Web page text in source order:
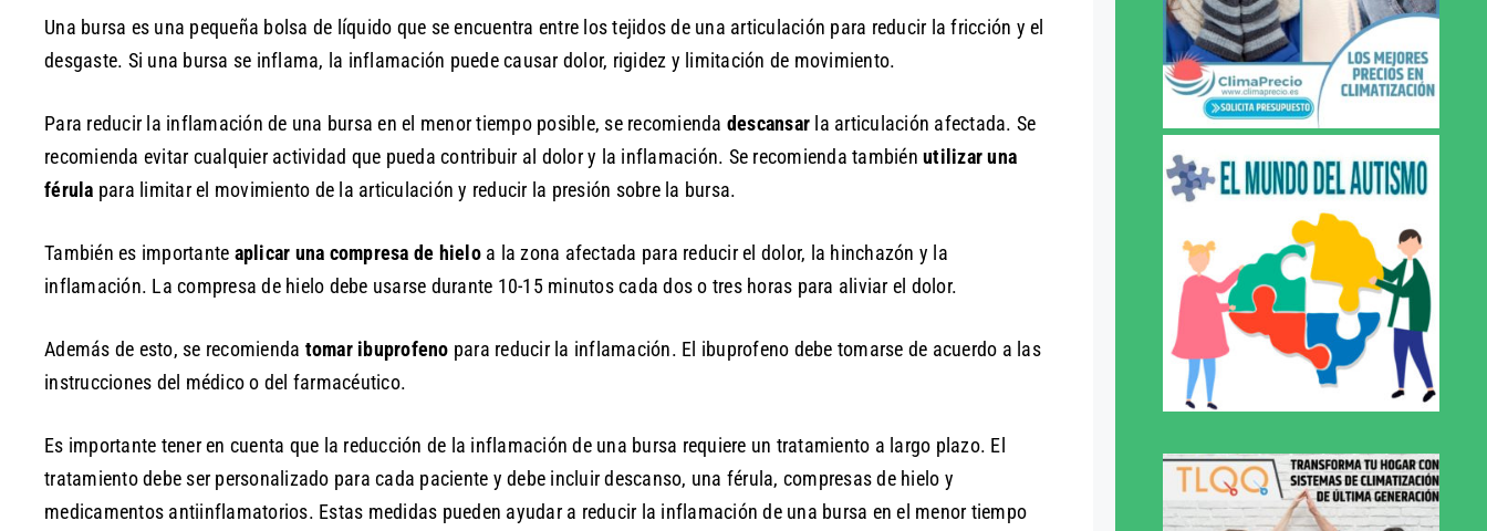
Una bursa es una pequeña bolsa de líquido que se encuentra entre los tejidos de una articulación para reducir la fricción y el
desgaste. Si una bursa se inflama, la inflamación puede causar dolor, rigidez y limitación de movimiento.
Para reducir la inflamación de una bursa en el menor tiempo posible, se recomienda descansar la articulación afectada. Se
recomienda evitar cualquier actividad que pueda contribuir al dolor y la inflamación. Se recomienda también utilizar una
férula para limitar el movimiento de la articulación y reducir la presión sobre la bursa.
También es importante aplicar una compresa de hieloa la zona afectada para reducir el dolor, la hinchazón y la
inflamación. La compresa de hielo debe usarse durante 10-15 minutos cada dos o tres horas para aliviar el dolor.
Además de esto, se recomienda tomar ibuprofeno para reducir la inflamación. El ibuprofeno debe tomarse de acuerdo a las
instrucciones del médico o del farmacéutico.
Es importante tener en cuenta que la reducción de la inflamación de una bursa requiere un tratamiento a largo plazo. El
tratamiento debe ser personalizado para cada paciente y debe incluir descanso, una férula, compresas de hielo y
medicamentos antiinflamatorios. Estas medidas pueden ayudar a reducir la inflamación de una bursa en el menor tiempo